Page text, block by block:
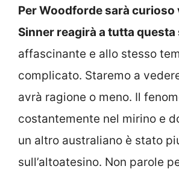
Per Woodforde sarà curioso
Sinner reagirà a tutta
affascinante e allo stesso
complicato. Staremo a
avrà ragione o meno. Il
costantemente nel mirino e
un altro australiano è stato
sull’altoatesino. Non parole